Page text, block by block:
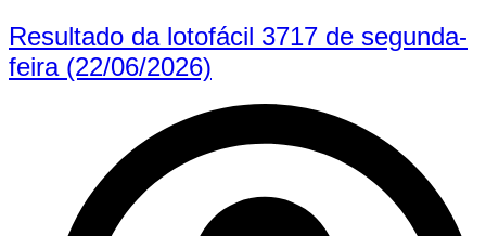
Resultado da lotofácil 3717 de segunda-
feira (22/06/2026)